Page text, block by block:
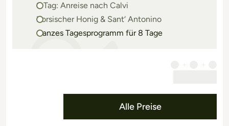
1. Tag: Anreise nach Calvi
Korsischer Honig & Sant‘ Antonino
Ganzes Tagesprogramm für 8 Tage
Alle Preise